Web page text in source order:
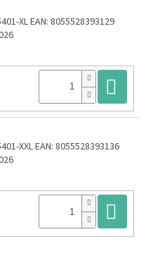
XLEAN: 8055528393129
XXLEAN: 8055528393136